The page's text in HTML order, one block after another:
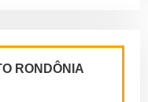
RONDÔNIA